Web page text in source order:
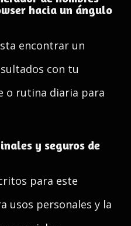
hacia un ángulo
encontrar un
con tu
o rutina diaria para
y seguros de
para este
usos personales y la